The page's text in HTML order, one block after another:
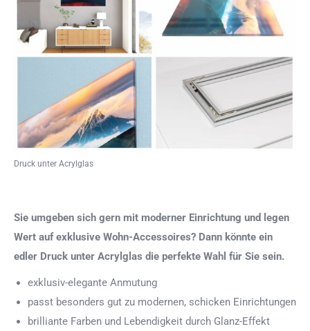
Druck unter Acrylglas
Sie umgeben sich gern mit moderner Einrichtung und legen
Wert auf exklusive Wohn-Accessoires? Dann könnte ein
edler Druck unter Acrylglas die perfekte Wahl für Sie sein.
exklusiv-elegante Anmutung
passt besonders gut zu modernen, schicken Einrichtungen
brilliante Farben und Lebendigkeit durch Glanz-Effekt